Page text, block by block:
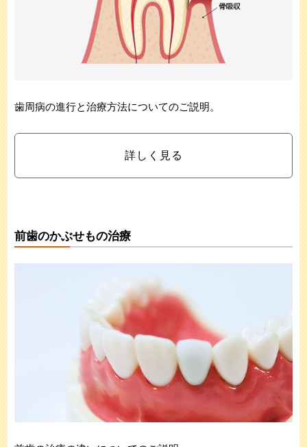
歯周病の進行と治療方法についてのご説明。
詳しく見る
前歯のかぶせもの治療